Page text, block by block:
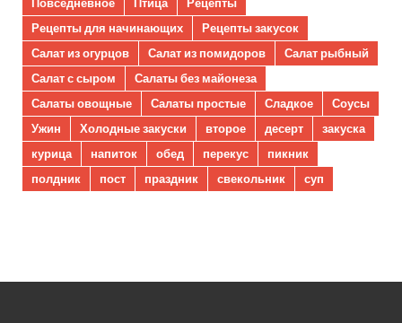
Рецепты для начинающих
Рецепты закусок
Салат из огурцов
Салат из помидоров
Салат рыбный
Салат с сыром
Салаты без майонеза
Салаты овощные
Салаты простые Сладкое
Соусы
Ужин
Холодные закуски второе десерт
закуска
курица
напиток обед перекус
пикник
полдник
пост праздник свекольник суп